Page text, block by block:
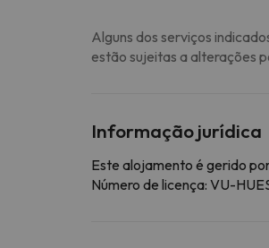
Alguns dos serviços
estão sujeitas a alterações
Informação jurídica
Este alojamento é gerido
Número de licença: VU-